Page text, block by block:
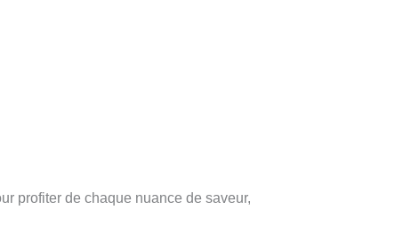
profiter de chaque nuance de saveur,